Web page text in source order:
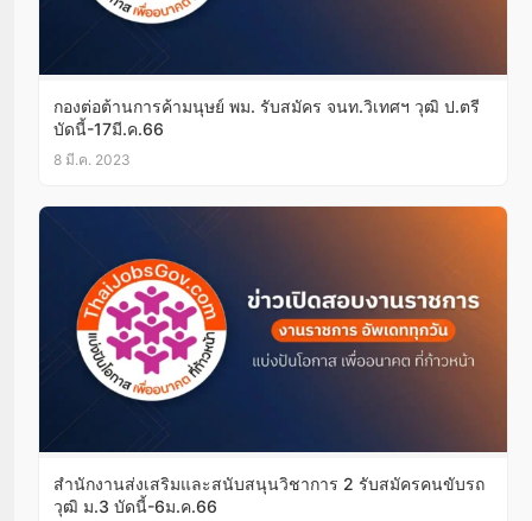
กองต่อต้านการค้ามนุษย์ พม. รับสมัคร จนท.วิเทศฯ วุฒิ ป.ตรี
บัดนี้-17มี.ค.66
8 มี.ค. 2023
สํานักงานส่งเสริมและสนับสนุนวิชาการ 2 รับสมัครคนขับรถ
วุฒิ ม.3 บัดนี้-6ม.ค.66